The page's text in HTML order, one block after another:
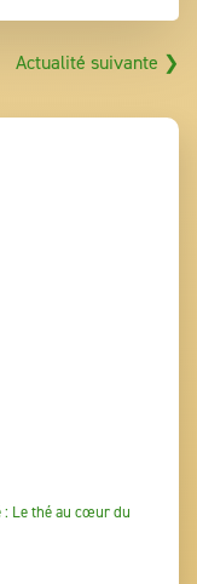
Actualité suivante ❯
Le thé au cœur du